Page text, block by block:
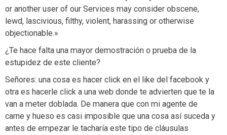
or another user of our Services may consider obscene,
lewd, lascivious, filthy, violent, harassing or otherwise
objectionable.»
¿Te hace falta una mayor demostración o prueba de la
estupidez de este cliente?
Señores: una cosa es hacer click en el like del facebook y
otra es hacerle click a una web donde te advierten que te la
van a meter doblada. De manera que con mi agente de
carne y hueso es casi imposible que una cosa así suceda y
antes de empezar le tacharía este tipo de cláusulas